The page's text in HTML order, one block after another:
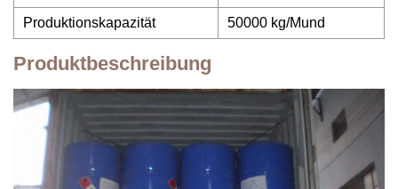
Produktionskapazität 50000 kg/Mund
Produktbeschreibung